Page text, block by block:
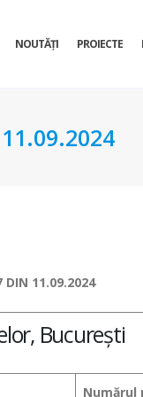
NOUTĂȚI PROIECTE
DIN 11.09.2024
București
Numărul